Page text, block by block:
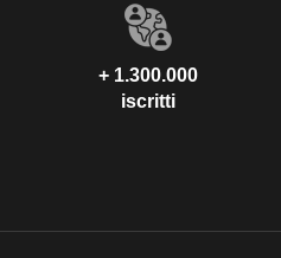
+ 1.300.000
iscritti